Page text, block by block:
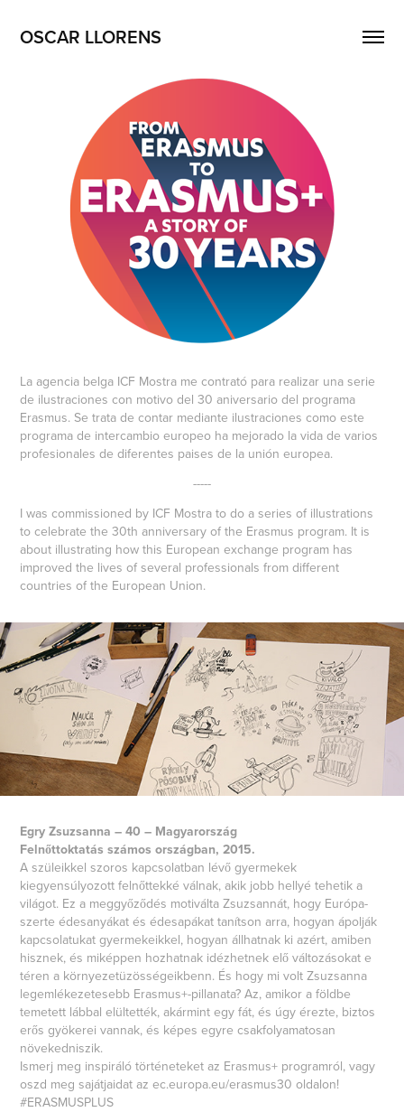
OSCAR LLORENS
La agencia belga ICF Mostra me contrató para realizar una serie
de ilustraciones con motivo del 30 aniversario del programa
Erasmus. Se trata de contar mediante ilustraciones como este
programa de intercambio europeo ha mejorado la vida de varios
profesionales de diferentes paises de la unión europea.
-----
I was commissioned by ICF Mostra to do a series of illustrations
to celebrate the 30th anniversary of the Erasmus program. It is
about illustrating how this European exchange program has
improved the lives of several professionals from different
countries of the European Union.
Egry Zsuzsanna – 40 – Magyarország
Felnőttoktatás számos országban, 2015.
A szüleikkel szoros kapcsolatban lévő gyermekek
kiegyensúlyozott felnőttekké válnak, akik jobb hellyé tehetik a
világot. Ez a meggyőződés motiválta Zsuzsannát, hogy Európa-
szerte édesanyákat és édesapákat tanítson arra, hogyan ápolják
kapcsolatukat gyermekeikkel, hogyan állhatnak ki azért, amiben
hisznek, és miképpen hozhatnak idézhetnek elő változásokat e
téren a környezetüzösségeikbenn. És hogy mi volt Zsuzsanna
legemlékezetesebb Erasmus+-pillanata? Az, amikor a földbe
temetett lábbal elültették, akármint egy fát, és úgy érezte, biztos
erős gyökerei vannak, és képes egyre csakfolyamatosan
növekedniszik.
Ismerj meg inspiráló történeteket az Erasmus+ programról, vagy
oszd meg sajátjaidat az ec.europa.eu/erasmus30 oldalon!
#ERASMUSPLUS